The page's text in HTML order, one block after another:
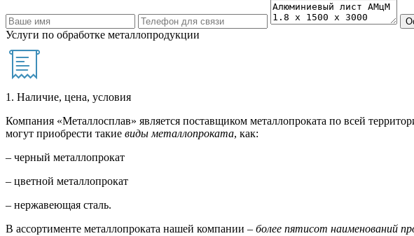
Услуги по обработке металлопродукции
1. Наличие, цена, условия
Компания «Металлосплав» является поставщиком металлопроката по всей
могут приобрести такие виды металлопроката, как:
– черный металлопрокат
– цветной металлопрокат
– нержавеющая сталь.
В ассортименте металлопроката нашей компании – более пятисот наименований